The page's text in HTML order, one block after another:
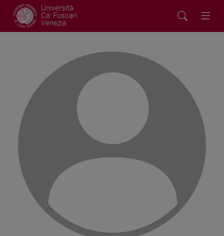
Università
Ca' Foscari
Venezia